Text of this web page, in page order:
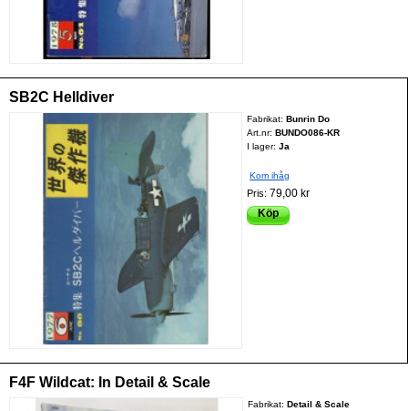
SB2C Helldiver
Fabrikat:Bunrin Do
Art.nr:BUNDO086-KR
I lager: Ja
Kom ihåg
Pris:79,00 kr
Köp
F4F Wildcat: In Detail & Scale
Fabrikat: Detail & Scale